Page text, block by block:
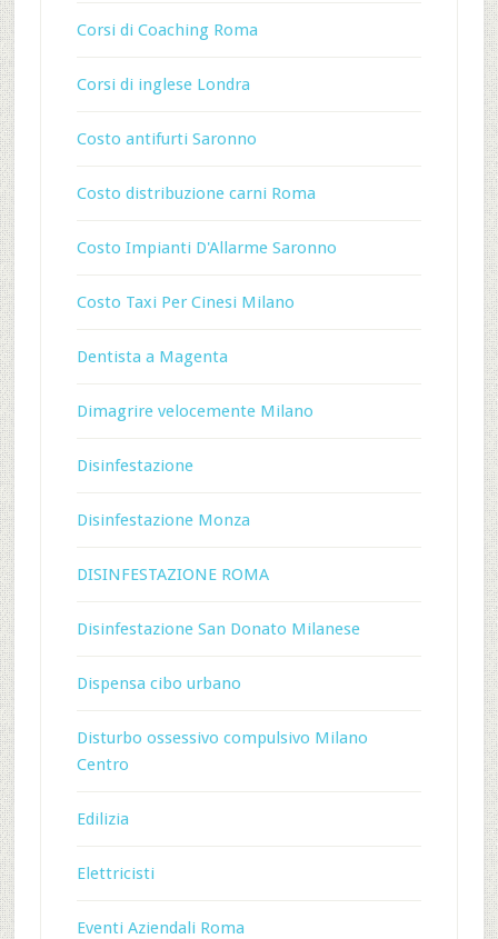
Corsi di Coaching Roma
Corsi di inglese Londra
Costo antifurti Saronno
Costo distribuzione carni Roma
Costo Impianti D'Allarme Saronno
Costo Taxi Per Cinesi Milano
Dentista a Magenta
Dimagrire velocemente Milano
Disinfestazione
Disinfestazione Monza
DISINFESTAZIONE ROMA
Disinfestazione San Donato Milanese
Dispensa cibo urbano
Disturbo ossessivo compulsivo Milano
Centro
Edilizia
Elettricisti
Eventi Aziendali Roma